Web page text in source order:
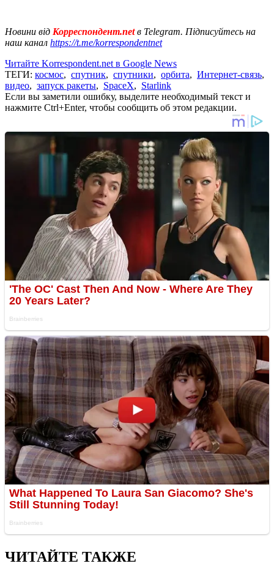
Новини від Корреспондент.netв Telegram. Підписуйтесь на
наш канал https://t.me/korrespondentnet
Читайте Korrespondent.net в Google News
ТЕГИ: космос, спутник, спутники, орбита, Интернет-связь,
видео, запуск ракеты, SpaceX, Starlink
Если вы заметили ошибку, выделите необходимый текст и
нажмите Ctrl+Enter, чтобы сообщить об этом редакции.
ЧИТАЙТЕ ТАКЖЕ